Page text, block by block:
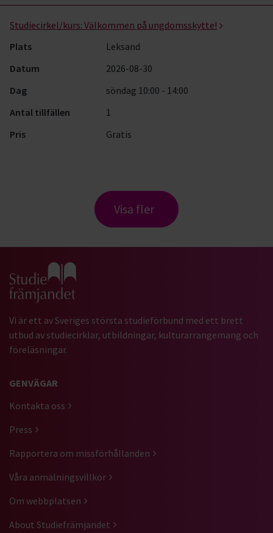
Studiecirkel/kurs: Välkommen på ungdomsskytte!
Plats
Leksand
Datum
2026-08-30
Dag
söndag 10:00 - 14:00
Antal tillfällen
1
Pris
Gratis
Visa fler
Gå till studiefrämjandets startsida
Vi är ett av Sveriges största studieförbund med ett brett
utbud av studiecirklar, utbildningar, kulturarrangemang och
föreläsningar.
GENVÄGAR
Kontakta oss
Press
Rapportera om missförhållanden
Våra anmälningsvillkor
Om webbplatsen
About Studiefrämjandet